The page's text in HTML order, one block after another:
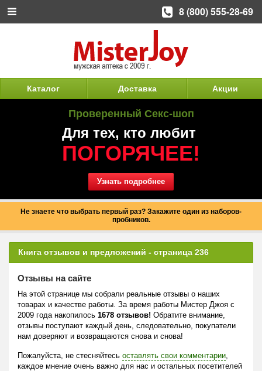
Каталог Доставка Акции
Проверенный Секс-шоп
Для тех, кто любит
ПОГОРЯЧЕЕ!
Узнать подробнее
Не знаете что выбрать первый раз? Закажите один из наборов-
пробников.
Книга отзывов и предложений - страница 236
Отзывы на сайте
На этой странице мы собрали реальные отзывы о наших
товарах и качестве работы. За время работы Мистер Джоя с
2009 года накопилось 1678 отзывов! Обратите внимание,
отзывы поступают каждый день, следовательно, покупатели
нам доверяют и возвращаются снова и снова!
Пожалуйста, не стесняйтесь оставлять свои комментарии,
каждое мнение очень важно для нас и остальных посетителей
8 (800) 555-28-69